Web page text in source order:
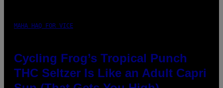
MAHA HAQ FOR VICE
Cycling Frog’s Tropical Punch
THC Seltzer Is Like an Adult Capri